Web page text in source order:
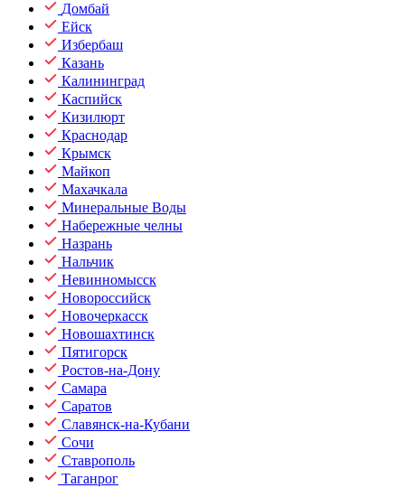
Домбай
Ейск
Избербаш
Казань
Калининград
Каспийск
Кизилюрт
Краснодар
Крымск
Майкоп
Махачкала
Минеральные Воды
Набережные челны
Назрань
Нальчик
Невинномысск
Новороссийск
Новочеркасск
Новошахтинск
Пятигорск
Ростов-на-Дону
Самара
Саратов
Славянск-на-Кубани
Сочи
Ставрополь
Таганрог